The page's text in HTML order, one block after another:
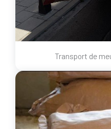
Transport de